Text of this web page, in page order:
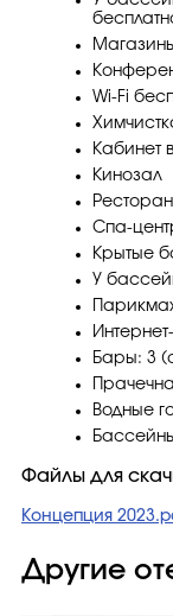
Wi-Fi
Кабинет
Кинозал
Спа-
Крытые
У
Бары: 3
Водные
Файлы для
Концепция
Другие